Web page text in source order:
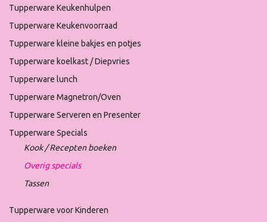
Tupperware Keukenhulpen
Tupperware Keukenvoorraad
Tupperware kleine bakjes en potjes
Tupperware koelkast / Diepvries
Tupperware lunch
Tupperware Magnetron/Oven
Tupperware Serveren en Presenter
Tupperware Specials
Kook / Recepten boeken
Overig specials
Tassen
Tupperware voor Kinderen